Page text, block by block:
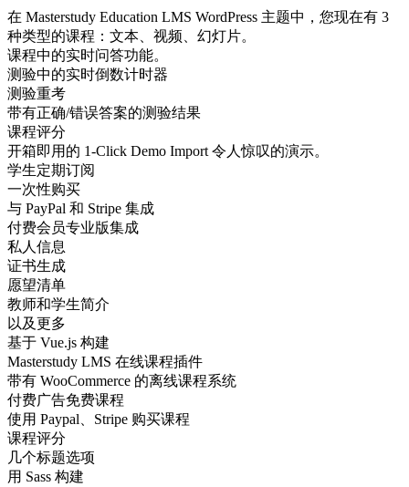
在 Masterstudy Education LMS WordPress 主题中，您现在有 3
种类型的课程：文本、视频、幻灯片。
课程中的实时问答功能。
测验中的实时倒数计时器
测验重考
带有正确/错误答案的测验结果
课程评分
开箱即用的 1-Click Demo Import 令人惊叹的演示。
学生定期订阅
一次性购买
与 PayPal 和 Stripe 集成
付费会员专业版集成
私人信息
证书生成
愿望清单
教师和学生简介
以及更多
基于 Vue.js 构建
Masterstudy LMS 在线课程插件
带有 WooCommerce 的离线课程系统
付费广告免费课程
使用 Paypal、Stripe 购买课程
课程评分
几个标题选项
用 Sass 构建